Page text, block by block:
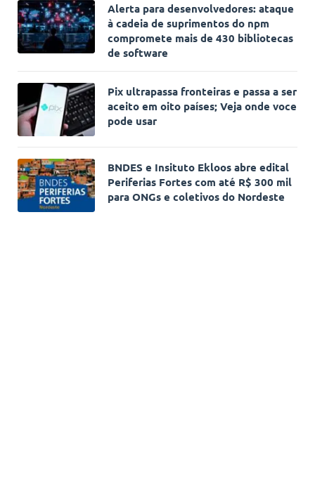
Alerta para desenvolvedores: ataque
à cadeia de suprimentos do npm
compromete mais de 430 bibliotecas
de software
Pix ultrapassa fronteiras e passa a ser
aceito em oito países; Veja onde voce
pode usar
BNDES e Insituto Ekloos abre edital
Periferias Fortes com até R$ 300 mil
para ONGs e coletivos do Nordeste